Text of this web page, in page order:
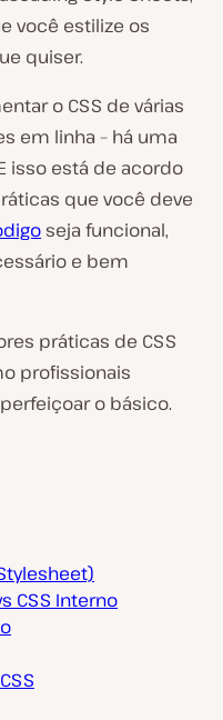
você estilize os
quiser.
o CSS de várias
em linha – há uma
isso está de acordo
que você deve
seja funcional,
e bem
práticas de CSS
profissionais
o básico.
CSS Interno